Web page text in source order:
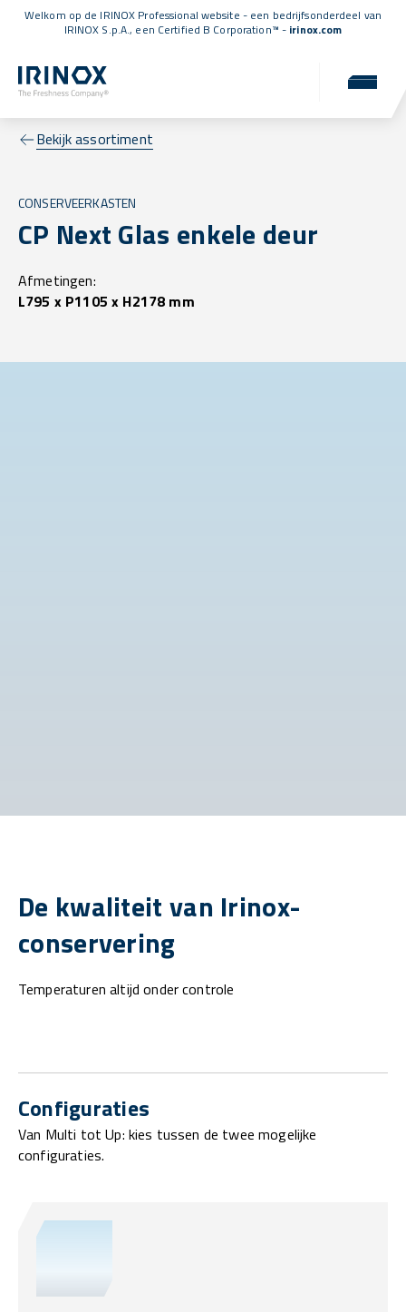
Welkom op de IRINOX Professional website - een bedrijfsonderdeel van
IRINOX S.p.A., een Certified B Corporation™ - irinox.com
Bekijk assortiment
CONSERVEERKASTEN
CP Next Glas enkele deur
Afmetingen:
L795 x P1105 x H2178 mm
De kwaliteit van Irinox-
conservering
Temperaturen altijd onder controle
Configuraties
Van Multi tot Up: kies tussen de twee mogelijke
configuraties.